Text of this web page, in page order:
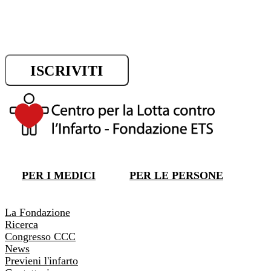
ISCRIVITI
PER I MEDICI PER LE PERSONE
La Fondazione
Ricerca
Congresso CCC
News
Previeni l'infarto